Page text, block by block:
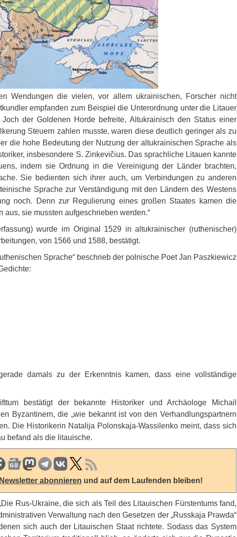
Wendungen die vielen, vor allem ukrainischen, Forscher nicht
empfanden zum Beispiel die Unterordnung unter die Litauer
der Goldenen Horde befreite, Altukrainisch den Status einer
Steuern zahlen musste, waren diese deutlich geringer als zu
die hohe Bedeutung der Nutzung der altukrainischen Sprache als
insbesondere S. Zinkevičius. Das sprachliche Litauen kannte
indem sie Ordnung in die Vereinigung der Länder brachten,
Sie bedienten sich ihrer auch, um Verbindungen zu anderen
Sprache zur Verständigung mit den Ländern des Westens
noch. Denn zur Regulierung eines großen Staates kamen die
aus, sie mussten aufgeschrieben werden.“
wurde im Original 1529 in altukrainischer (ruthenischer)
von 1566 und 1588, bestätigt.
Sprache“ beschrieb der polnische Poet Jan Paszkiewicz
damals zu der Erkenntnis kamen, dass eine vollständige
bestätigt der bekannte Historiker und Archäologe Michail
Byzantinern, die „wie bekannt ist von den Verhandlungspartnern
Die Historikerin Natalija Polonskaja-Wassilenko meint, dass sich
befand als die litauische.
Newsletter abonnieren und auf dem Laufenden bleiben!
Rus-Ukraine, die sich als Teil des Litauischen Fürstentums fand,
Verwaltung nach den Gesetzen der „Russkaja Prawda“
sich auch der Litauischen Staat richtete. Sodass das System